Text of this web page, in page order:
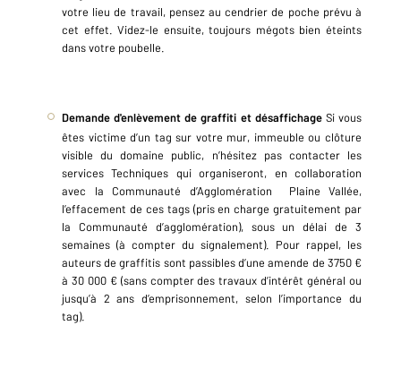
votre lieu de travail, pensez au cendrier de poche prévu à
cet effet. Videz-le ensuite, toujours mégots bien éteints
dans votre poubelle.
Demande d'enlèvement de graffiti et désaffichage Si vous
êtes victime d’un tag sur votre mur, immeuble ou clôture
visible du domaine public, n’hésitez pas contacter les
services Techniques qui organiseront, en collaboration
avec la Communauté d’Agglomération Plaine Vallée,
l’effacement de ces tags (pris en charge gratuitement par
la Communauté d’agglomération), sous un délai de 3
semaines (à compter du signalement). Pour rappel, les
auteurs de graffitis sont passibles d’une amende de 3750 €
à 30 000 € (sans compter des travaux d’intérêt général ou
jusqu’à 2 ans d’emprisonnement, selon l’importance du
tag).